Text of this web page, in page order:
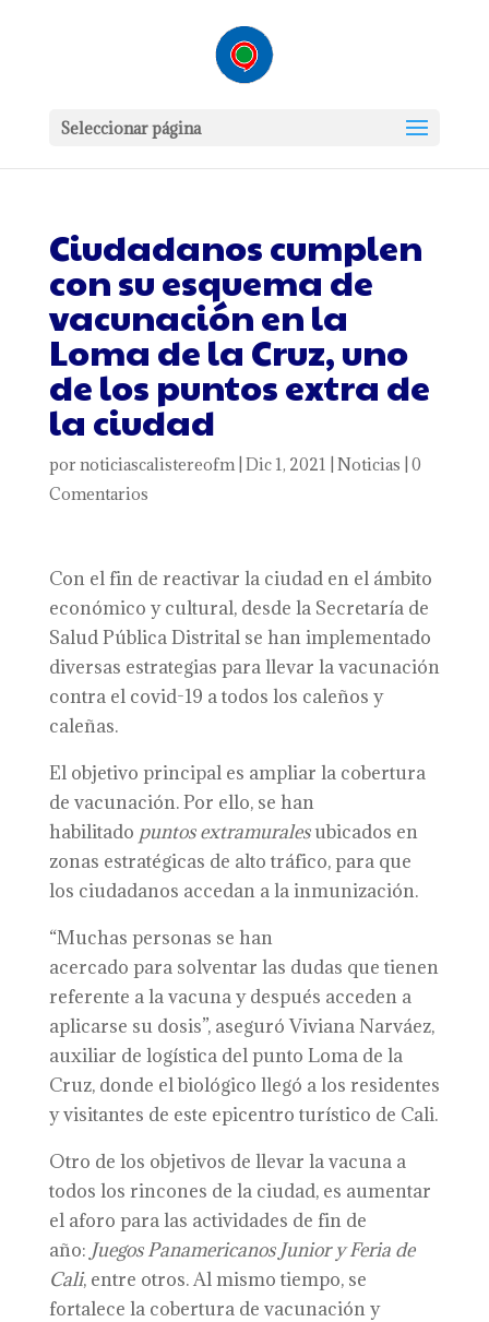
Seleccionar página
Ciudadanos cumplen
con su esquema de
vacunación en la
Loma de la Cruz, uno
de los puntos extra de
la ciudad
por noticiascalistereofm| Dic 1, 2021 Noticias 0
Comentarios
Con el fin de reactivar la ciudad en el ámbito
económico y cultural, desde la Secretaría de
Salud Pública Distrital se han implementado
diversas estrategias para llevar la vacunación
contra el covid-19 a todos los caleños y
caleñas.
El objetivo principal es ampliar la cobertura
de vacunación. Por ello, se han
habilitado puntos extramuralesubicados en
zonas estratégicas de alto tráfico, para que
los ciudadanos accedan a la inmunización.
“Muchas personas se han
acercado para solventar las dudas que tienen
referente a la vacuna y después acceden a
aplicarse su dosis”, aseguró Viviana Narváez,
auxiliar de logística del punto Loma de la
Cruz, donde el biológico llegó a los residentes
y visitantes de este epicentro turístico de Cali.
Otro de los objetivos de llevar la vacuna a
todos los rincones de la ciudad, es aumentar
el aforo para las actividades de fin de
año: Juegos Panamericanos JunioryFeria de
Cali, entre otros. Al mismo tiempo, se
fortalece la cobertura de vacunación y